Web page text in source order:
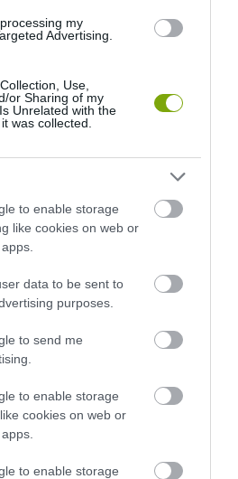
my
Advertising.
Use,
or Sharing of my
Unrelated with the
was collected.
to enable storage
like cookies on web or
data to be sent to
purposes.
to send me
to enable storage
cookies on web or
to enable storage
POMPEJIBEN: LEHET, HOGY
EGY ORVOS A VÉGSŐKIG
2026-06-23
FÉREGÉRT – CSAK ÉPPEN NEM